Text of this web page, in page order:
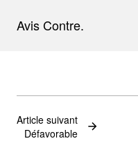
Avis Contre.
Article suivant
Défavorable